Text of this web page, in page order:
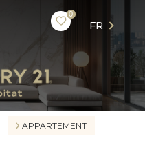
0
FR
APPARTEMENT